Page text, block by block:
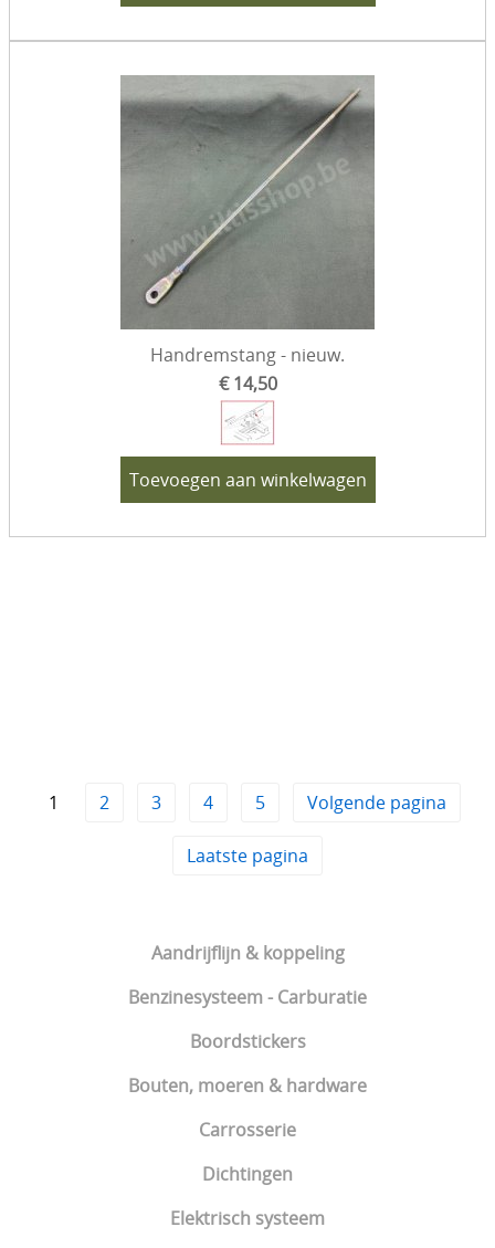
Aandrijflijn & koppeling
Benzinesysteem - Carburatie
Boordstickers
Bouten, moeren & hardware
Carrosserie
Dichtingen
Elektrisch systeem
Handremstang - nieuw.
€ 14,50
Toevoegen aan winkelwagen
1 2 3 4 5 Volgende pagina
Laatste pagina